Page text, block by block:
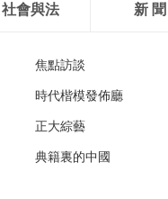
社會與法
新 聞
焦點訪談
時代楷模發佈廳
正大綜藝
典籍裏的中國